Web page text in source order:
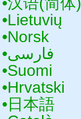
•‎Lietuvių
•‎Norsk
•‎فارسی
•‎Suomi
•‎Hrvatski
•‎日本語